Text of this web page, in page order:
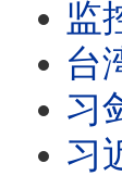
监控系统
台湾病患
习剑指
习近平